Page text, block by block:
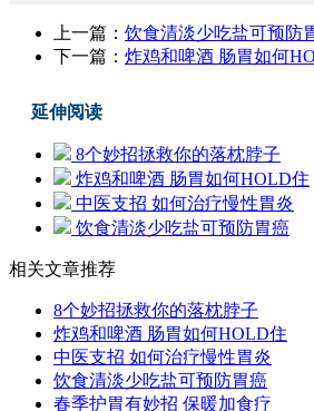
上一篇： 饮食清淡少吃盐可预防
下一篇： 炸鸡和啤酒 肠胃如何
延伸阅读
8个妙招拯救你的落枕脖子
炸鸡和啤酒 肠胃如何HOLD住
中医支招 如何治疗慢性胃炎
饮食清淡少吃盐可预防胃癌
相关文章推荐
8个妙招拯救你的落枕脖子
炸鸡和啤酒 肠胃如何HOLD住
中医支招 如何治疗慢性胃炎
饮食清淡少吃盐可预防胃癌
春季护胃有妙招 保暖加食疗